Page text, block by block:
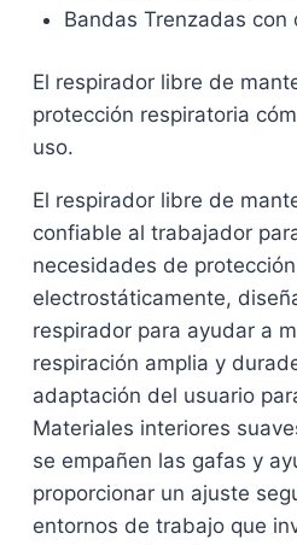
Bandas Trenzadas
El respirador libre de
protección respiratoria
uso.
El respirador libre de
confiable al trabajador
necesidades de
electrostáticamente,
respirador para ayudar a
respiración amplia y
adaptación del usuario
Materiales interiores
se empañen las gafas y
proporcionar un ajuste
entornos de trabajo que